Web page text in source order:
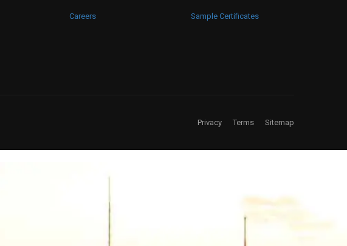
Careers Sample Certificates
Privacy Terms Sitemap